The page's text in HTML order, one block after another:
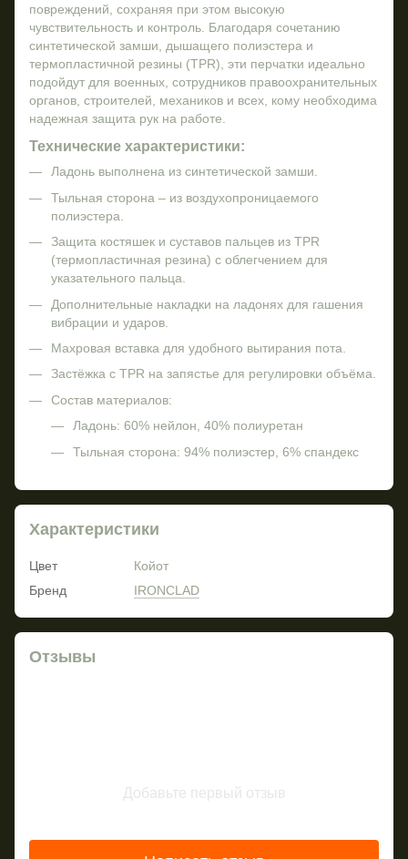
повреждений, сохраняя при этом высокую
чувствительность и контроль. Благодаря сочетанию
синтетической замши, дышащего полиэстера и
термопластичной резины (TPR), эти перчатки идеально
подойдут для военных, сотрудников правоохранительных
органов, строителей, механиков и всех, кому необходима
надежная защита рук на работе.
Технические характеристики:
Ладонь выполнена из синтетической замши.
Тыльная сторона – из воздухопроницаемого
полиэстера.
Защита костяшек и суставов пальцев из TPR
(термопластичная резина) с облегчением для
указательного пальца.
Дополнительные накладки на ладонях для гашения
вибрации и ударов.
Махровая вставка для удобного вытирания пота.
Застёжка с TPR на запястье для регулировки объёма.
Состав материалов:
Ладонь: 60% нейлон, 40% полиуретан
Тыльная сторона: 94% полиэстер, 6% спандекс
Характеристики
Цвет
Койот
Бренд
IRONCLAD
Отзывы
Добавьте первый отзыв